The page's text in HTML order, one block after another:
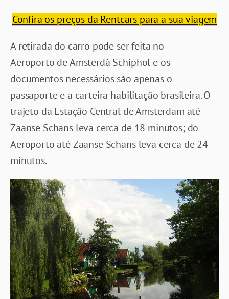
Confira os preços da Rentcars para a sua viagem
A retirada do carro pode ser feita no
Aeroporto de Amsterdã Schiphol e os
documentos necessários são apenas o
passaporte e a carteira habilitação brasileira. O
trajeto da Estação Central de Amsterdam até
Zaanse Schans leva cerca de 18 minutos; do
Aeroporto até Zaanse Schans leva cerca de 24
minutos.